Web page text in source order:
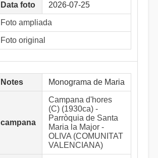
Data foto 2026-07-25
Foto ampliada
Foto original
Notes Monograma de Maria
campana
Campana d'hores
(C) (1930ca) -
Parròquia de Santa
Maria la Major -
OLIVA (COMUNITAT
VALENCIANA)